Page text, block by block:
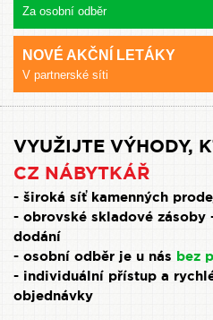
Za osobní odběr
NOVÉ AKČNÍ LETÁKY
V partnerské síti
VYUŽIJTE VÝHODY,
CZ NÁBYTKÁŘ
- široká síť kamenných
- obrovské skladové zásoby
dodání
- osobní odběr je u nás bez
- individuální přístup a
objednávky